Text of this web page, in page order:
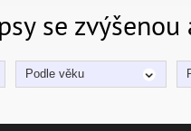
se
Podle věku